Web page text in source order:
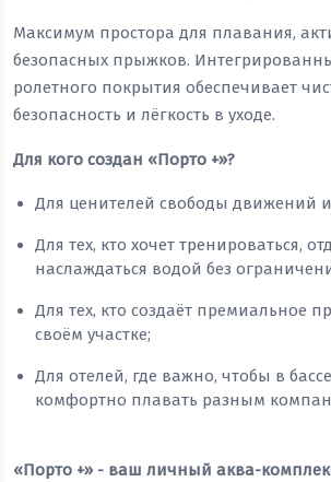
Максимум простора для плавания,
безопасных прыжков.
ролетного покрытия обеспечивает
безопасность и лёгкость в уходе.
Для кого создан «Порто +»?
Для ценителей свободы движений
Для тех, кто хочет тренироваться,
наслаждаться водой без
Для тех, кто создаёт премиальное
своём участке;
Для отелей, где важно, чтобы в
комфортно плавать разным
«Порто +» - ваш личный аква-